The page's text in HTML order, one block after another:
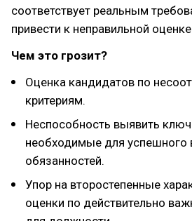
соответствует реальным
привести к неправильной
Чем это грозит?
Оценка кандидатов по
критериям.
Неспособность выявить
необходимые для успешного
обязанностей.
Упор на второстепенные
оценки по действительно